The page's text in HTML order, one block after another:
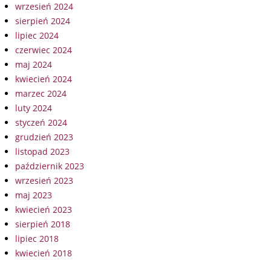
wrzesień 2024
sierpień 2024
lipiec 2024
czerwiec 2024
maj 2024
kwiecień 2024
marzec 2024
luty 2024
styczeń 2024
grudzień 2023
listopad 2023
październik 2023
wrzesień 2023
maj 2023
kwiecień 2023
sierpień 2018
lipiec 2018
kwiecień 2018